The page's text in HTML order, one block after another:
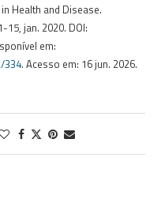
Health and Disease.
15, jan. 2020. DOI:
em:
334. Acesso em: 16 jun. 2026.